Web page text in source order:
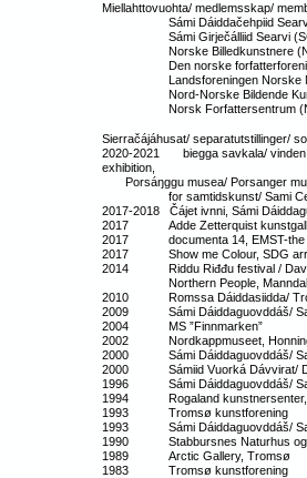
Miellahttovuohta/ medlemsskap/
Sámi Dáiddačehpiid Searvi
Sámi Girječálliid Searvi (SGS)/
Norske Billedkunstnere
Den norske forfatterforening
Landsforeningen Norske
Nord-Norske Bildende
Norsk Forfattersentrum
Sierračájáhusat/ separatutstillinger/
2020-2021
biegga savkala/
exhibition,
Porsáŋggu musea/ Porsanger
for samtidskunst/ Sami Center
2017-2018 Čájet ivnni, Sámi
2017 Adde Zetterquist
2017 documenta 14, EMST-the
2017 Show me Colour, SDG arr.
2014 Riddu Riđđu festival / Davvi
Northern People,
2010 Romssa Dáiddasiidda/
2009 Sámi Dáiddaguovddáš/
2004 MS ”Finnmarken”
2002 Nordkappmuseet,
2000 Sámi Dáiddaguovddáš/
2000 Sámiid Vuorká Dávvirat/ De
1996 Sámi Dáiddaguovddáš/
1994 Rogaland kunstnersenter,
1993 Tromsø kunstforening
1993 Sámi Dáiddaguovddáš/
1990 Stabbursnes Naturhus og
1989 Arctic Gallery, Tromsø
1983 Tromsø kunstforening